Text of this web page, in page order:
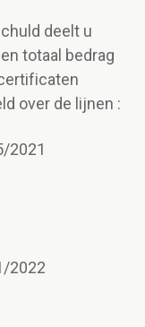
deelt u
totaal bedrag
over de lijnen :
2021
2022